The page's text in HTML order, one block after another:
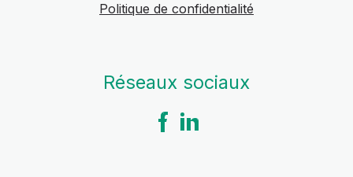
Politique de confidentialité
Réseaux sociaux